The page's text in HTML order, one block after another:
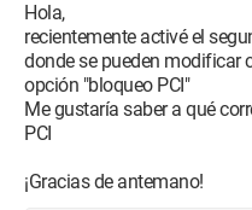
Hola,
recientemente activé el
donde se pueden modificar
opción "bloqueo PCI"
Me gustaría saber a qué
PCI
¡Gracias de antemano!